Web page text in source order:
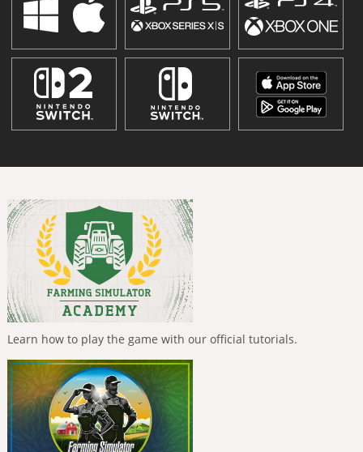
Learn how to play the game with our official tutorials.